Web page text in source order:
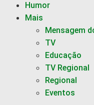
Humor
Mais
Mensagem
TV
Educação
TV Regional
Regional
Eventos